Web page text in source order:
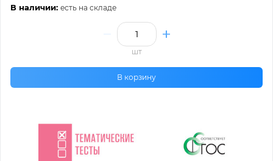
В наличии: есть на складе
шт
В корзину